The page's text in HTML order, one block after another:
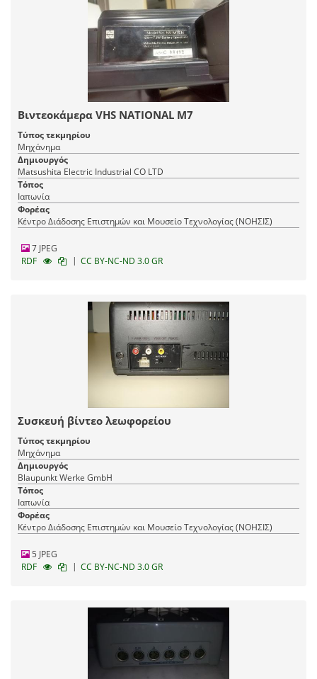
Βιντεοκάμερα VHS NATIONAL M7
Τύπος τεκμηρίου
Μηχάνημα
Δημιουργός
Matsushita Electric Industrial CO LTD
Τόπος
Ιαπωνία
Φορέας
Κέντρο Διάδοσης Επιστημών και Μουσείο Τεχνολογίας (ΝΟΗΣΙΣ)
7 JPEG
RDF
| CC BY-NC-ND 3.0 GR
Συσκευή βίντεο λεωφορείου
Τύπος τεκμηρίου
Μηχάνημα
Δημιουργός
Blaupunkt Werke GmbH
Τόπος
Ιαπωνία
Φορέας
Κέντρο Διάδοσης Επιστημών και Μουσείο Τεχνολογίας (ΝΟΗΣΙΣ)
5 JPEG
RDF
| CC BY-NC-ND 3.0 GR